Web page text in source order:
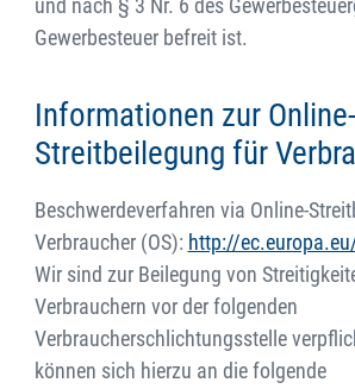
und nach § 3 Nr. 6 des
Gewerbesteuer befreit ist.
Informationen zur Online-
Streitbeilegung für
Beschwerdeverfahren via Online-
Verbraucher (OS): http://
Wir sind zur Beilegung von
Verbrauchern vor der folgenden
Verbraucherschlichtungsstelle
können sich hierzu an die folgende